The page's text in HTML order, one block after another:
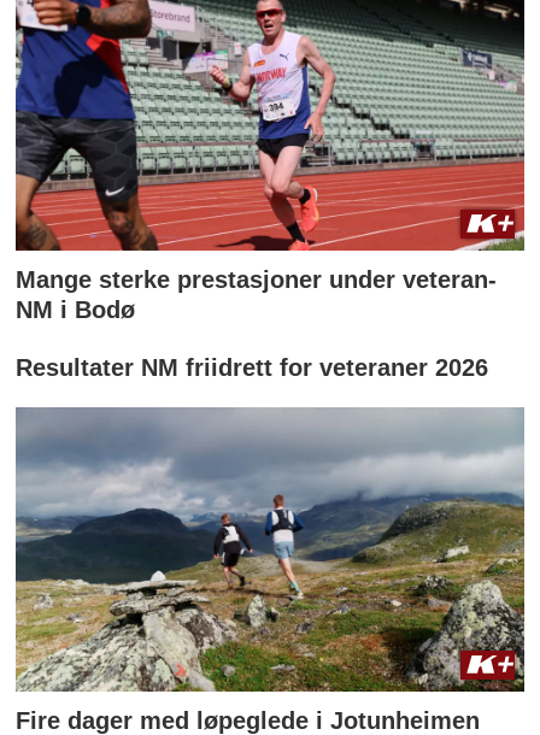
Mange sterke prestasjoner under veteran-
NM i Bodø
Resultater NM friidrett for veteraner 2026
Fire dager med løpeglede i Jotunheimen